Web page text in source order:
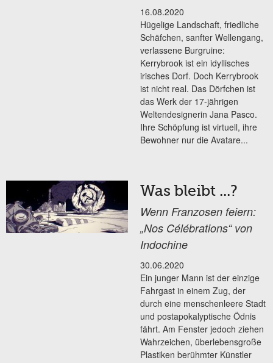
16.08.2020
Hügelige Landschaft, friedliche
Schäfchen, sanfter Wellengang,
verlassene Burgruine:
Kerrybrook ist ein idyllisches
irisches Dorf. Doch Kerrybrook
ist nicht real. Das Dörfchen ist
das Werk der 17-jährigen
Weltendesignerin Jana Pasco.
Ihre Schöpfung ist virtuell, ihre
Bewohner nur die Avatare...
Was bleibt ...?
Wenn Franzosen feiern:
„Nos Célébrations“ von
Indochine
30.06.2020
Ein junger Mann ist der einzige
Fahrgast in einem Zug, der
durch eine menschenleere Stadt
und postapokalyptische Ödnis
fährt. Am Fenster jedoch ziehen
Wahrzeichen, überlebensgroße
Plastiken berühmter Künstler